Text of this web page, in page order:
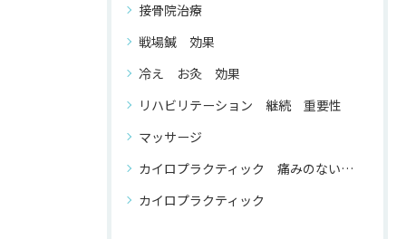
接骨院治療
戦場鍼 効果
冷え お灸 効果
リハビリテーション 継続 重要性
マッサージ
カイロプラクティック 痛みのない 整体
カイロプラクティック